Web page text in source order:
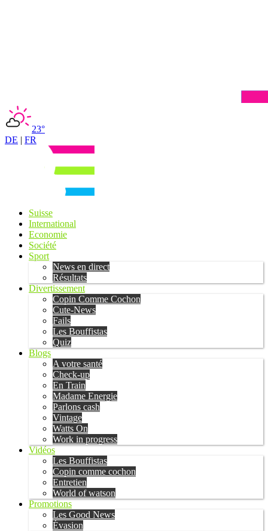
23°
DE | FR
Suisse
International
Economie
Société
Sport
News en direct
Résultats
Divertissement
Copin Comme Cochon
Cute-News
Fails
Les Bouffistas
Quiz
Blogs
A votre santé
Check-up
En Train
Madame Energie
Parlons cash
Vintage
Watts On
Work in progress
Vidéos
Les Bouffistas
Copin comme cochon
Entretien
World of watson
Promotions
Les Good News
Évasion